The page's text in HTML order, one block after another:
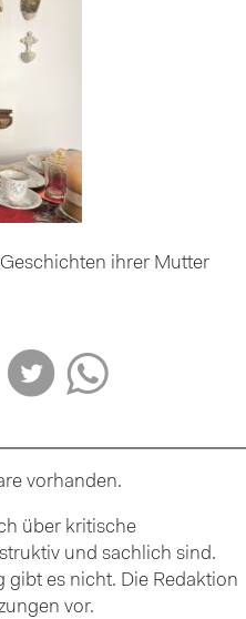
ihrer Mutter
 
vorhanden.
über kritische
und sachlich sind.
gibt es nicht. Die Redaktion
vor.